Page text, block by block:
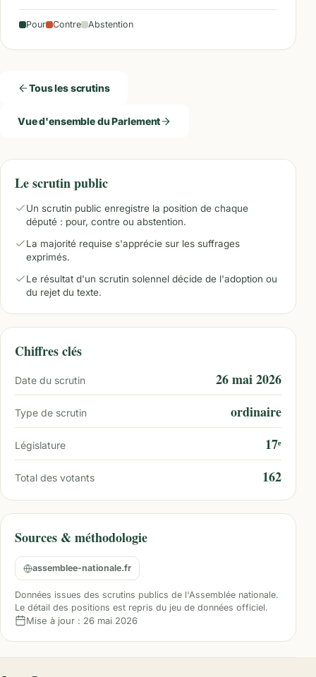
Pour Contre Abstention
Tous les scrutins
Vue d'ensemble du Parlement
Le scrutin public
Un scrutin public enregistre la position de chaque
député : pour, contre ou abstention.
La majorité requise s'apprécie sur les suffrages
exprimés.
Le résultat d'un scrutin solennel décide de l'adoption ou
du rejet du texte.
Chiffres clés
Date du scrutin 26 mai 2026
Type de scrutin ordinaire
Législature 17ᵉ
Total des votants 162
Sources & méthodologie
assemblee-nationale.fr
Données issues des scrutins publics de l'Assemblée nationale.
Le détail des positions est repris du jeu de données officiel.
Mise à jour : 26 mai 2026